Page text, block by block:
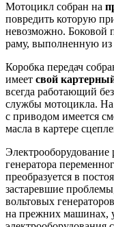
Мотоцикл собран на
повредить которую
невозможно. Боковой
раму, выполненную из
Коробка передач
имеет свой
всегда работающий
службы мотоцикла.
с приводом имеется
масла в картере
Электрооборудование
генератора
преобразуется в
застаревшие
вольтовых
на прежних машинах,